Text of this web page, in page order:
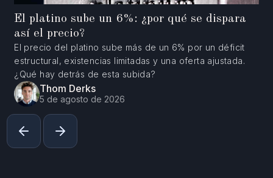
El platino sube un 6%: ¿por qué se dispara
así el precio?
El precio del platino sube más de un 6% por un déficit
estructural, existencias limitadas y una oferta ajustada.
¿Qué hay detrás de esta subida?
Thom Derks
5 de agosto de 2026